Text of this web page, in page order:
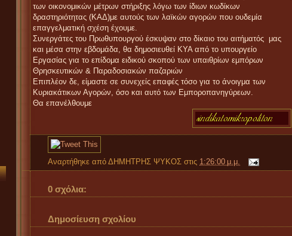
των οικονομικών μέτρων στήριξης λόγω των ίδιων κωδίκων
δραστηριότητας (ΚΑΔ)με αυτούς των λαϊκών αγορών που ουδεμία
επαγγελματική σχέση έχουμε.
Συνεργάτες του Πρωθυπουργού έσκυψαν στο δίκαιο του αιτήματός μας
και μέσα στην εβδομάδα, θα δημοσιευθεί ΚΥΑ από το υπουργείο
Εργασίας για το επίδομα ειδικού σκοπού των υπαιθρίων εμπόρων
Θρησκευτικών & Παραδοσιακών παζαριών
Επιπλέον δε, είμαστε σε συνεχείς επαφές τόσο για το άνοιγμα των
Κυριακάτικων Αγορών, όσο και αυτό των Εμποροπανηγύρεων.
Θα επανέλθουμε
Αναρτήθηκε από ΔΗΜΗΤΡΗΣ ΨΥΚΟΣ στις 1:26:00 μ.μ.
0 σχόλια:
Δημοσίευση σχολίου